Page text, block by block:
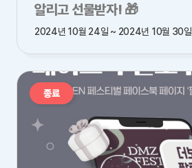
알리고 선물받자! 🎁
2024년 10월 24일 ~ 2024년 10월 30일
종료